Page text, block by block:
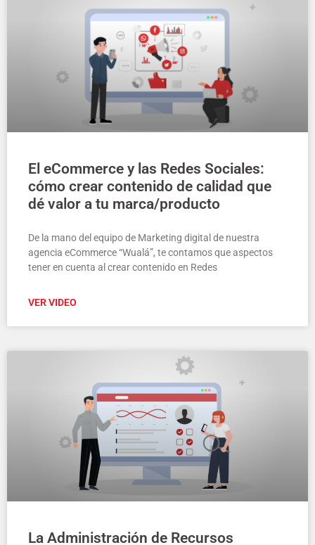
El eCommerce y las Redes Sociales:
cómo crear contenido de calidad que
dé valor a tu marca/producto
De la mano del equipo de Marketing digital de nuestra
agencia eCommerce “Wualá”, te contamos que aspectos
tener en cuenta al crear contenido en Redes
VER VIDEO
La Administración de Recursos